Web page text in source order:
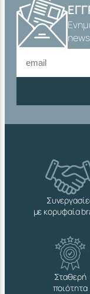
με κορυφαία
Σταθερή
ποιότητα